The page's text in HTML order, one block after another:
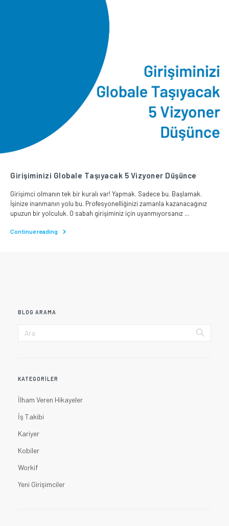
Girişiminizi Globale Taşıyacak 5 Vizyoner Düşünce
Girişimci olmanın tek bir kuralı var! Yapmak. Sadece bu. Başlamak.
İşinize inanmanın yolu bu. Profesyonelliğinizi zamanla kazanacağınız
upuzun bir yolculuk. O sabah girişiminiz için uyanmıyorsanız ...
Continue reading
BLOG ARAMA
KATEGORILER
İlham Veren Hikayeler
İş Takibi
Kariyer
Kobiler
Workif
Yeni Girişimciler